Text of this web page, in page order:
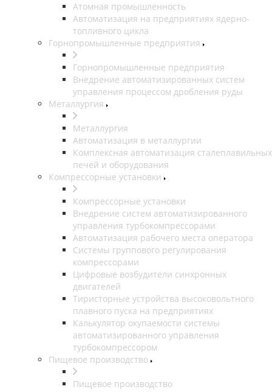
Атомная промышленность
Автоматизация на предприятиях ядерно-
топливного цикла
Горнопромышленные предприятия
Горнопромышленные предприятия
Внедрение автоматизированных систем
управления процессом дробления руды
Металлургия
Металлургия
Автоматизация в металлургии
Комплексная автоматизация сталеплавильных
печей и оборудования
Компрессорные установки
Компрессорные установки
Внедрение систем автоматизированного
управления турбокомпрессорами
Автоматизация рабочего места оператора
Системы группового регулирования
компрессорами
Цифровые возбудители синхронных
двигателей
Тиристорные устройства высоковольтного
плавного пуска на предприятиях
Калькулятор окупаемости системы
автоматизированного управления
турбокомпрессором
Пищевое производство
Пищевое производство